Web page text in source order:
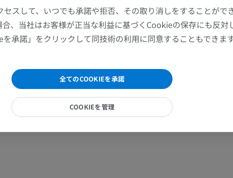
手関節MRI
MRI
プレミアム
肘関節MRI
MRI
下肢MRI
MRI
プレミアム
股関節MRI
MRI
スして、いつでも承諾や拒否、その取り消しをすることがで
、当社はお客様が正当な利益に基づくCookieの保存にも反対
承諾」をクリックして同技術の利用に同意することもできます
全てのCOOKIEを承諾
COOKIEを管理